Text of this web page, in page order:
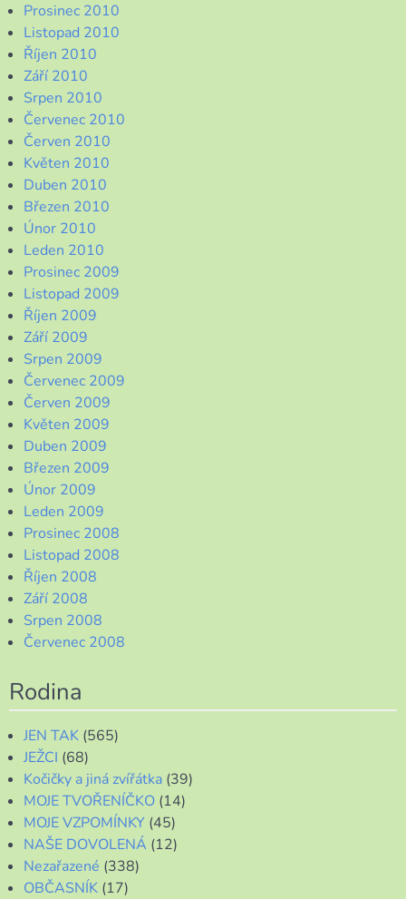
Prosinec 2010
Listopad 2010
Říjen 2010
Září 2010
Srpen 2010
Červenec 2010
Červen 2010
Květen 2010
Duben 2010
Březen 2010
Únor 2010
Leden 2010
Prosinec 2009
Listopad 2009
Říjen 2009
Září 2009
Srpen 2009
Červenec 2009
Červen 2009
Květen 2009
Duben 2009
Březen 2009
Únor 2009
Leden 2009
Prosinec 2008
Listopad 2008
Říjen 2008
Září 2008
Srpen 2008
Červenec 2008
Rodina
JEN TAK (565)
JEŽCI (68)
Kočičky a jiná zvířátka (39)
MOJE TVOŘENÍČKO (14)
MOJE VZPOMÍNKY (45)
NAŠE DOVOLENÁ (12)
Nezařazené (338)
OBČASNÍK (17)